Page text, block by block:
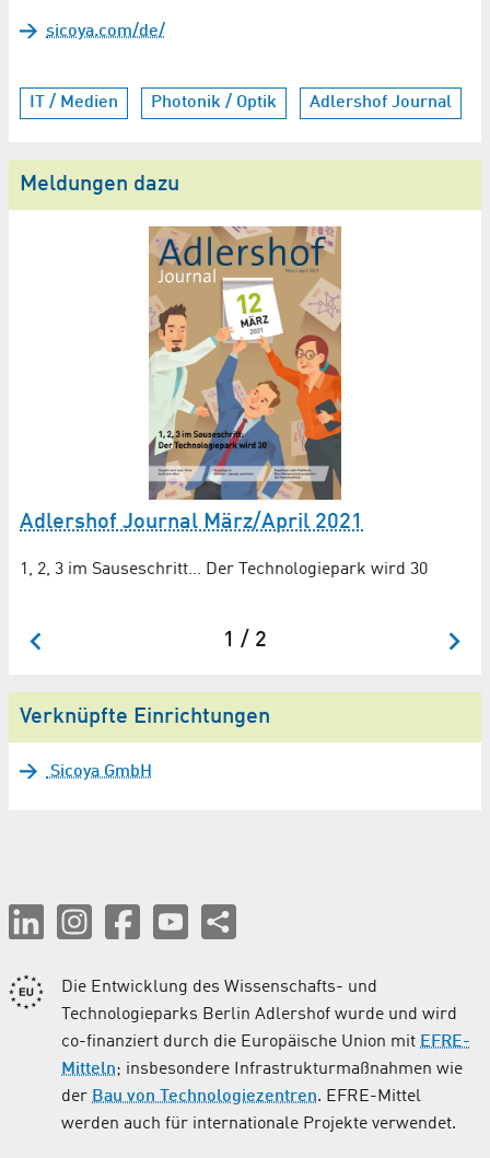
sicoya.com/de/
IT / Medien Photonik / Optik Adlershof Journal
Meldungen dazu
Adlershof Journal März/April 2021
1, 2, 3 im Sauseschritt… Der Technologiepark wird 30
1 / 2
Verknüpfte Einrichtungen
Sicoya GmbH
Die Entwicklung des Wissenschafts- und
Technologieparks Berlin Adlershof wurde und wird
co-finanziert durch die Europäische Union mit EFRE-
Mitteln; insbesondere Infrastrukturmaßnahmen wie
der Bau von Technologiezentren. EFRE-Mittel
werden auch für internationale Projekte verwendet.